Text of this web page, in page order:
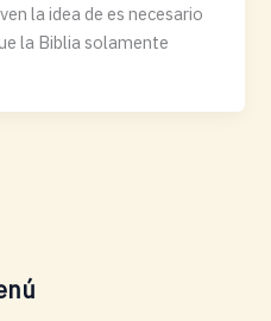
la idea de es necesario
la Biblia solamente